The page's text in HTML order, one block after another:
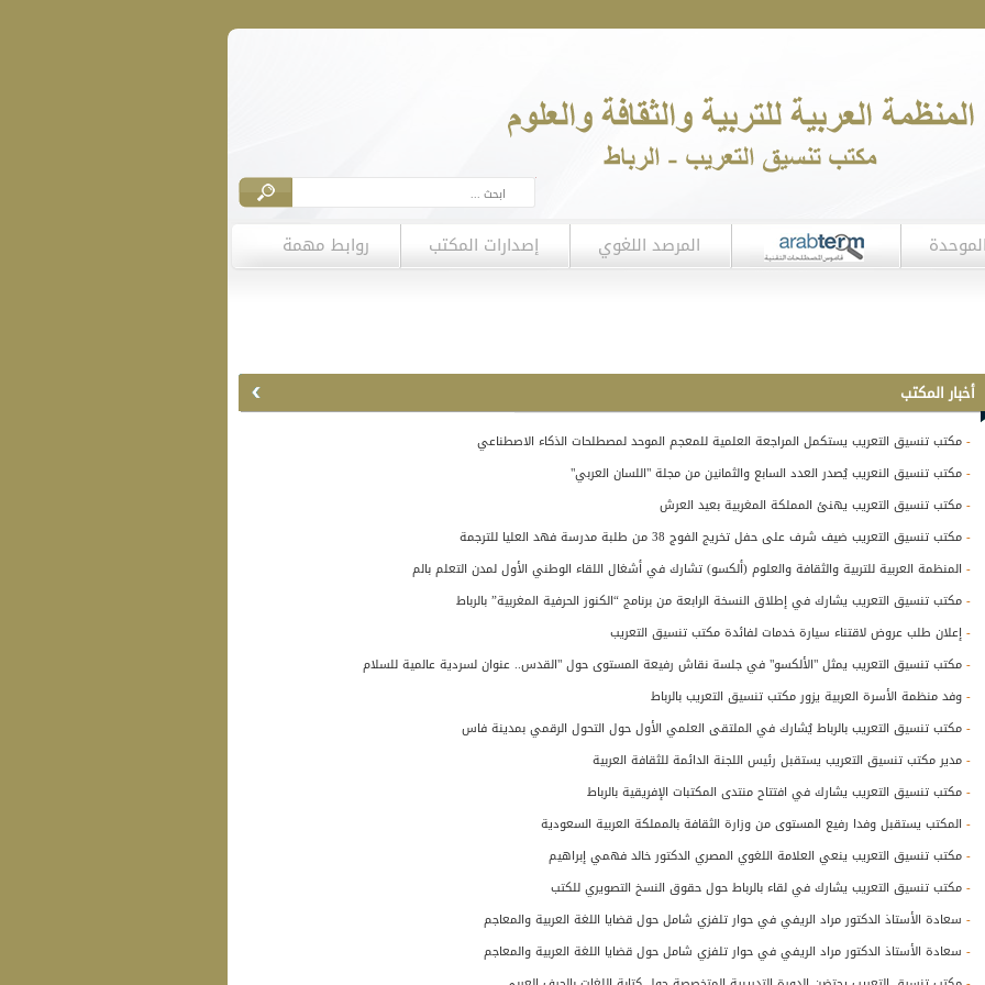
المرصد اللغوي إصدارات المكتب روابط مهمة
أخبار المكتب
-مكتب تنسيق التعريب يستكمل المراجعة العلمية للمعجم الموحد لمصطلحات الذكاء الاصطناعي
-مكتب تنسيق النعريب يُصدر العدد السابع والثمانين من مجلة "اللسان العربي"
-مكتب تنسيق التعريب يهنئ المملكة المغربية بعيد العرش
-مكتب تنسيق التعريب ضيف شرف على حفل تخريج الفوج 38 من طلبة مدرسة فهد العليا للترجمة
- المنظمة العربية للتربية والثقافة والعلوم (ألكسو) تشارك في أشغال اللقاء الوطني الأول لمدن التعلم بالم
-مكتب تنسيق التعريب يشارك في إطلاق النسخة الرابعة من برنامج “الكنوز الحرفية المغربية” بالرباط
-إعلان طلب عروض لاقتناء سيارة خدمات لفائدة مكتب تنسيق التعريب
-مكتب تنسيق التعريب يمثل "الألكسو" في جلسة نقاش رفيعة المستوى حول "القدس.. عنوان لسردية عالمية للسلام
-وفد منظمة الأسرة العربية يزور مكتب تنسيق التعريب بالرباط
-مكتب تنسيق التعريب بالرباط يُشارك في الملتقى العلمي الأول حول التحول الرقمي بمدينة فاس
-مدير مكتب تنسيق التعريب يستقبل رئيس اللجنة الدائمة للثقافة العربية
-مكتب تنسيق التعريب يشارك في افتتاح منتدى المكتبات الإفريقية بالرباط
- المكتب يستقبل وفدا رفيع المستوى من وزارة الثقافة بالمملكة العربية السعودية
-مكتب تنسيق التعريب ينعي العلامة اللغوي المصري الدكتور خالد فهمي إبراهيم
-مكتب تنسيق التعريب يشارك في لقاء بالرباط حول حقوق النسخ التصويري للكتب
- سعادة الأستاذ الدكتور مراد الريفي في حوار تلفزي شامل حول قضايا اللغة العربية والمعاجم
- سعادة الأستاذ الدكتور مراد الريفي في حوار تلفزي شامل حول قضايا اللغة العربية والمعاجم